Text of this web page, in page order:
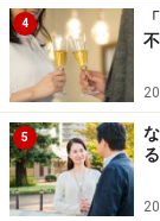
背負った荷物
う。さらに昨
うブチ切れた。
「もう家事な
ちばん下の子
4
5